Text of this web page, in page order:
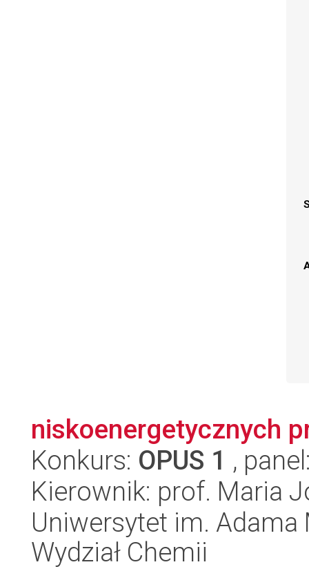
niskoenergetycznych
Konkurs: OPUS 1 ,
Kierownik: prof. Maria
Uniwersytet im.
Wydział Chemii